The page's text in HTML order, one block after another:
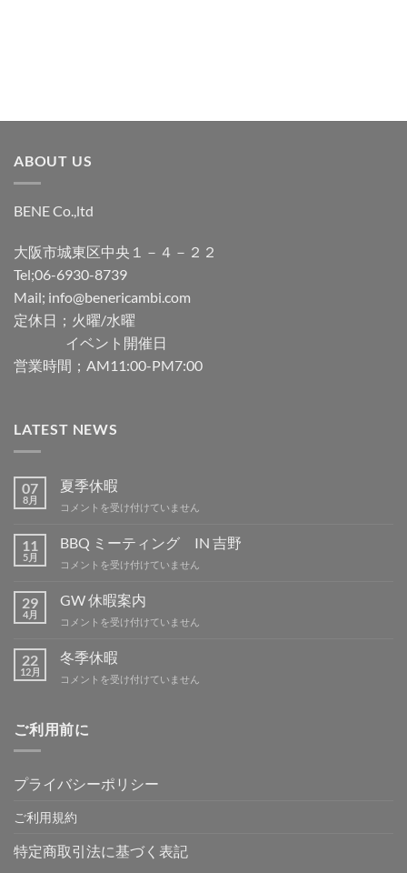
ABOUT US
BENE Co.,ltd
大阪市城東区中央１－４－２２
Tel;06-6930-8739
Mail; info@benericambi.com
定休日；火曜/水曜
イベント開催日
営業時間；AM11:00-PM7:00
LATEST NEWS
07
8月
夏季休暇
夏
休
暇
は
コメントを受け付けていません
11
5月
BBQ ミーティング IN 吉野
BBQ
ー
テ
ィ
グ
吉
コメントを受け付けていません
29
4月
GW 休暇案内
GW
暇
案
内
コメントを受け付けていません
22
12月
冬季休暇
冬
暇
は
コメントを受け付けていません
ご利用前に
プライバシーポリシー
ご利用規約
特定商取引法に基づく表記